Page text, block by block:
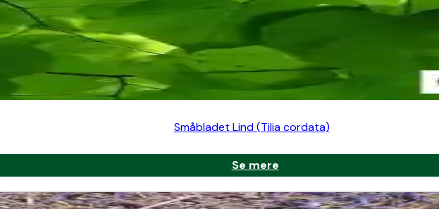
krydsende grene. Gør det i vinterhalvåret.
og sikrer god frugtsætning.Småbladet Lind (Tilia cordata)
Se mere